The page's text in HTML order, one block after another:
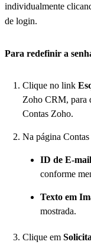
individualmente
de login.
Para redefinir a
Clique no link
Zoho CRM, para
Contas Zoho.
Na página
ID de E-mail
conforme
Texto em
mostrada.
Clique em